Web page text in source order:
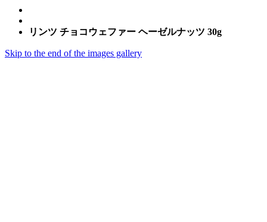
リンツ チョコウェファー ヘーゼルナッツ 30g
Skip to the end of the images gallery